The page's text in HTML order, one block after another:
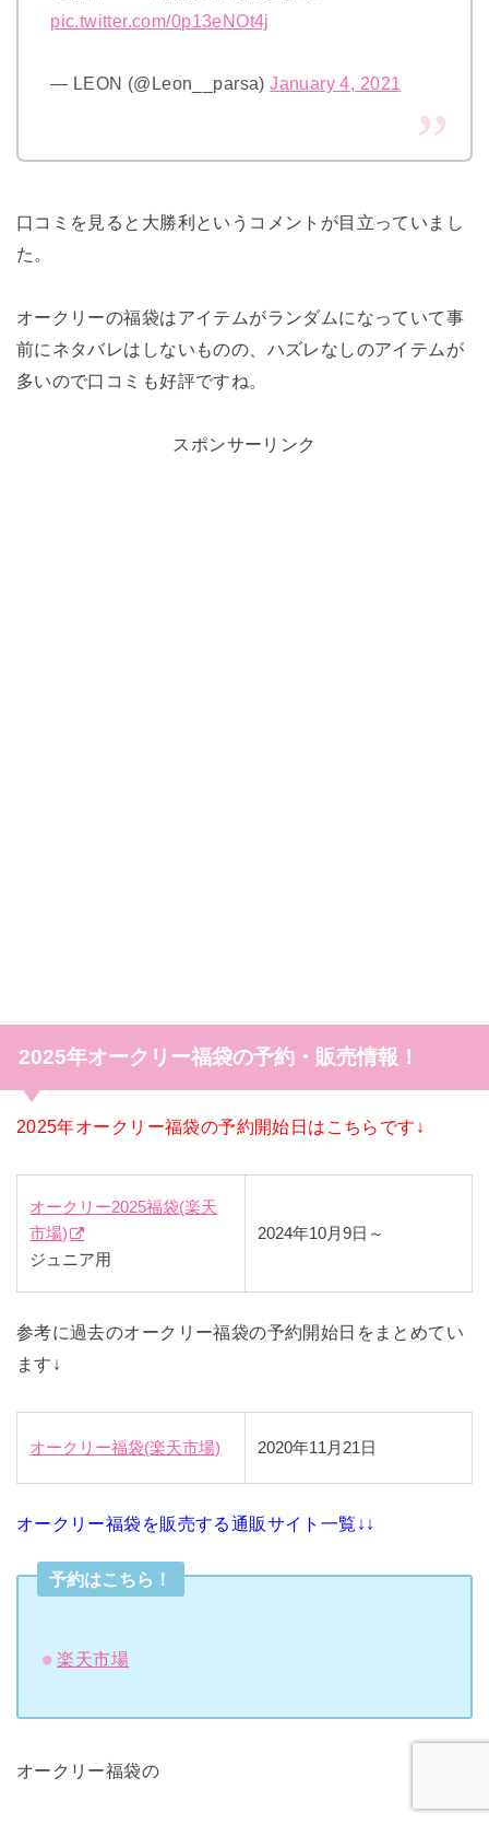
pic.twitter.com/0p13eNOt4j
— LEON (@Leon__parsa)January 4, 2021
口コミを見ると大勝利というコメントが目立っていまし
た。
オークリーの福袋はアイテムがランダムになっていて事
前にネタバレはしないものの、ハズレなしのアイテムが
多いので口コミも好評ですね。
スポンサーリンク
2025年オークリー福袋の予約・販売情報！
2025年オークリー福袋の予約開始日はこちらです↓
オークリー2025福袋(楽天
市場)
ジュニア用
2024年10月9日～
参考に過去のオークリー福袋の予約開始日をまとめてい
ます↓
オークリー福袋(楽天市場) 2020年11月21日
オークリー福袋を販売する通販サイト一覧↓↓
予約はこちら！
楽天市場
オークリー福袋の